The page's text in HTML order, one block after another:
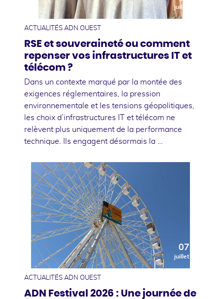
juillet
ACTUALITÉS ADN OUEST
RSE et souveraineté ou comment
repenser vos infrastructures IT et
télécom ?
Dans un contexte marqué par la montée des
exigences réglementaires, la pression
environnementale et les tensions géopolitiques,
les choix d’infrastructures IT et télécom ne
relèvent plus uniquement de la performance
technique. Ils engagent désormais la …
07
juillet
ACTUALITÉS ADN OUEST
ADN Festival 2026 : Une journée de